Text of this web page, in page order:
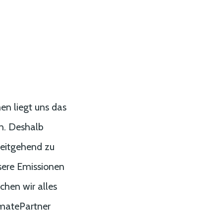
liegt uns das
Deshalb
zu
Emissionen
wir alles